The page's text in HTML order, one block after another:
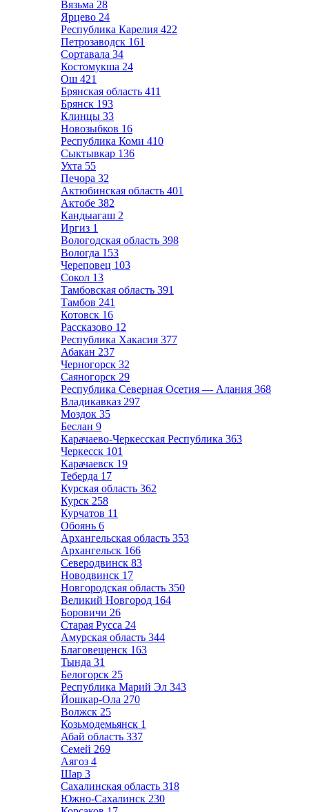
Вязьма 28
Ярцево 24
Республика Карелия 422
Петрозаводск 161
Сортавала 34
Костомукша 24
Ош 421
Брянская область 411
Брянск 193
Клинцы 33
Новозыбков 16
Республика Коми 410
Сыктывкар 136
Ухта 55
Печора 32
Актюбинская область 401
Актобе 382
Кандыагаш 2
Иргиз 1
Вологодская область 398
Вологда 153
Череповец 103
Сокол 13
Тамбовская область 391
Тамбов 241
Котовск 16
Рассказово 12
Республика Хакасия 377
Абакан 237
Черногорск 32
Саяногорск 29
Республика Северная Осетия — Алания 368
Владикавказ 297
Моздок 35
Беслан 9
Карачаево-Черкесская Республика 363
Черкесск 101
Карачаевск 19
Теберда 17
Курская область 362
Курск 258
Курчатов 11
Обоянь 6
Архангельская область 353
Архангельск 166
Северодвинск 83
Новодвинск 17
Новгородская область 350
Великий Новгород 164
Боровичи 26
Старая Русса 24
Амурская область 344
Благовещенск 163
Тында 31
Белогорск 25
Республика Марий Эл 343
Йошкар-Ола 270
Волжск 25
Козьмодемьянск 1
Абай область 337
Семей 269
Аягоз 4
Шар 3
Сахалинская область 318
Южно-Сахалинск 230